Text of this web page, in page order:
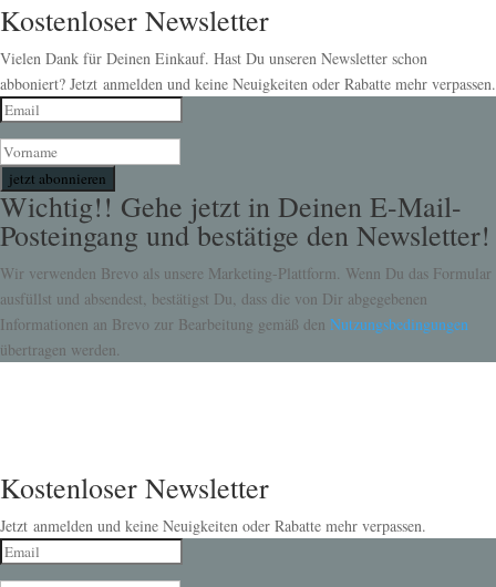
Kostenloser Newsletter
Vielen Dank für Deinen Einkauf. Hast Du unseren Newsletter schon
abboniert? Jetzt anmelden und keine Neuigkeiten oder Rabatte mehr verpassen.
jetzt abonnieren
Wichtig!! Gehe jetzt in Deinen E-Mail-
Posteingang und bestätige den Newsletter!
Wir verwenden Brevo als unsere Marketing-Plattform. Wenn Du das Formular
ausfüllst und absendest, bestätigst Du, dass die von Dir abgegebenen
Informationen an Brevo zur Bearbeitung gemäß den Nutzungsbedingungen
übertragen werden.
Kostenloser Newsletter
Jetzt anmelden und keine Neuigkeiten oder Rabatte mehr verpassen.